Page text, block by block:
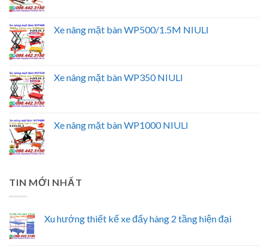
Xe nâng mặt bàn WP500/1.5M NIULI
Xe nâng mặt bàn WP350 NIULI
Xe nâng mặt bàn WP1000 NIULI
TIN MỚI NHẤT
Xu hướng thiết kế xe đẩy hàng 2 tầng hiện đại